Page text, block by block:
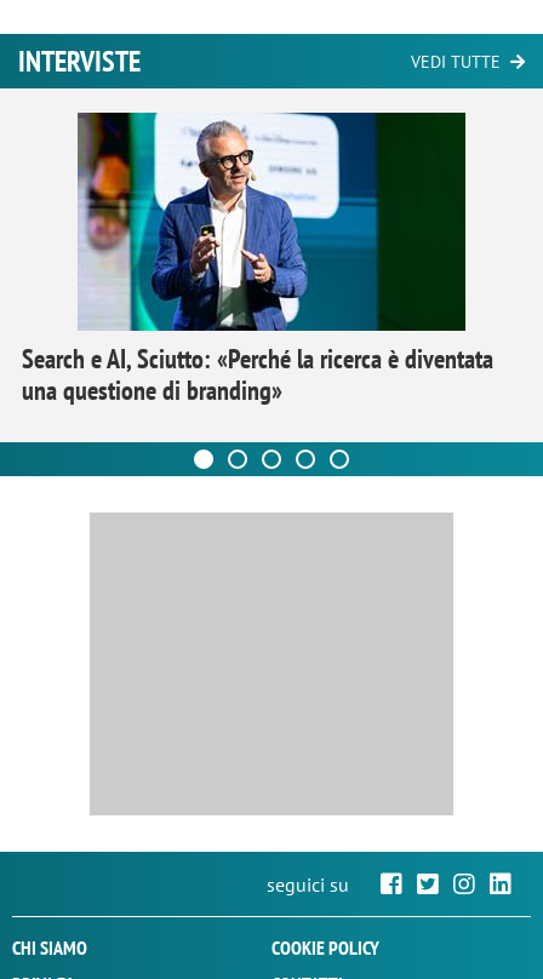
INTERVISTE VEDI TUTTE
Search e AI, Sciutto: «Perché la ricerca è diventata
una questione di branding»
seguici su
CHI SIAMO
COOKIE POLICY